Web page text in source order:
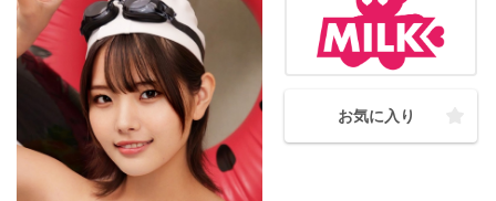
お気に入り